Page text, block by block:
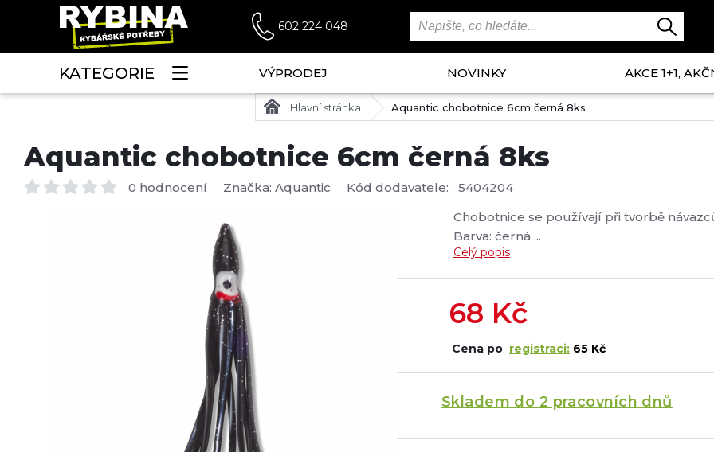
602 224 048
KATEGORIE VÝPRODEJ NOVINKY AKCE 1+1,
Hlavní stránka Aquantic chobotnice 6cm černá 8ks
Aquantic chobotnice 6cm černá 8ks
0 hodnocení Značka: Aquantic Kód dodavatele: 5404204
Chobotnice se používají při tvorbě
Barva: černá ...
Celý popis
68 Kč
Cena po registraci: 65 Kč
Skladem do 2 pracovních dnů